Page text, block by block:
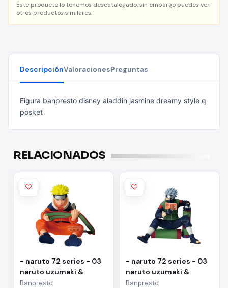
Éste producto lo tenemos descatalogado, sin embargo puedes ver
otros productos similares.
DescripciónValoracionesPreguntas
Figura banpresto disney aladdin jasmine dreamy style q
posket
RELACIONADOS
- naruto 72 series - 03
naruto uzumaki &
kakashi hatake(a:naruto
Banpresto
- naruto 72 series - 03
naruto uzumaki &
kakashi
Banpresto